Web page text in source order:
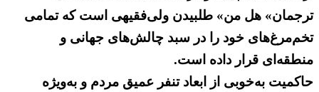
ترجمان» هل من» طلبیدن ولی‌فقیهی است که تمامی
تخم‌مرغ‌های خود را در سبد چالش‌های جهانی و
منطقه‌ای قرار داده است.
حاکمیت به‌خوبی از ابعاد تنفر عمیق مردم و به‌ویژه